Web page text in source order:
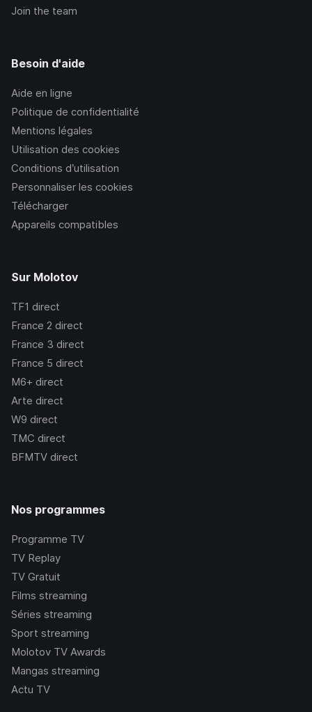
Join the team
Besoin d'aide
Aide en ligne
Politique de confidentialité
Mentions légales
Utilisation des cookies
Conditions d’utilisation
Personnaliser les cookies
Télécharger
Appareils compatibles
Sur Molotov
TF1 direct
France 2 direct
France 3 direct
France 5 direct
M6+ direct
Arte direct
W9 direct
TMC direct
BFMTV direct
Nos programmes
Programme TV
TV Replay
TV Gratuit
Films streaming
Séries streaming
Sport streaming
Molotov TV Awards
Mangas streaming
Actu TV